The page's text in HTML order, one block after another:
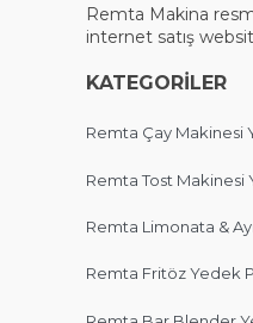
Remta Makina
internet satış
KATEGORİLER
Remta Çay Makinesi
Remta Tost Makinesi
Remta Limonata &
Remta Fritöz Yedek